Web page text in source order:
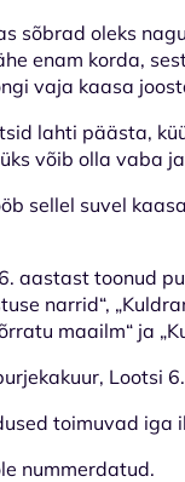
sõbrad oleks
enam korda,
vaja kaasa
lahti päästa,
võib olla vaba
sellel suvel
aastast toonud
narrid“,
maailm“ ja
Lootsi 6.
toimuvad iga
nummerdatud.